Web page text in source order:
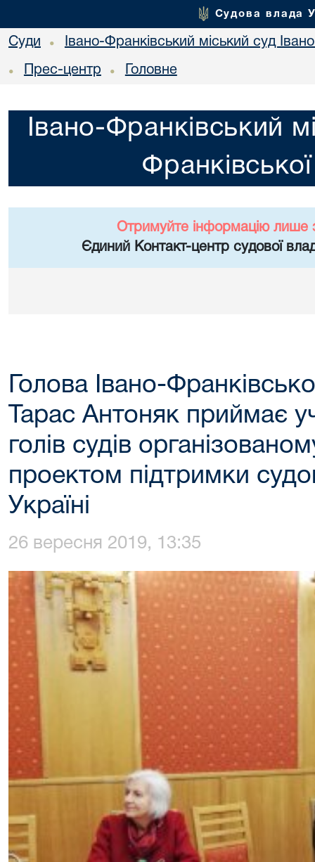
Судова влада
Суди • Івано-Франківський міський суд
• Прес-центр • Головне
Івано-Франківський
Отримуйте інформацію лише
Єдиний Контакт-центр судової
Голова Івано-
Тарас Антоняк приймає
голів судів
проектом підтримки
Україні
26 вересня 2019, 13:35